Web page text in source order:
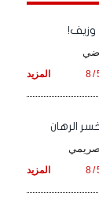
وزيف!
المزيد 8/
الرهان
المزيد 8/